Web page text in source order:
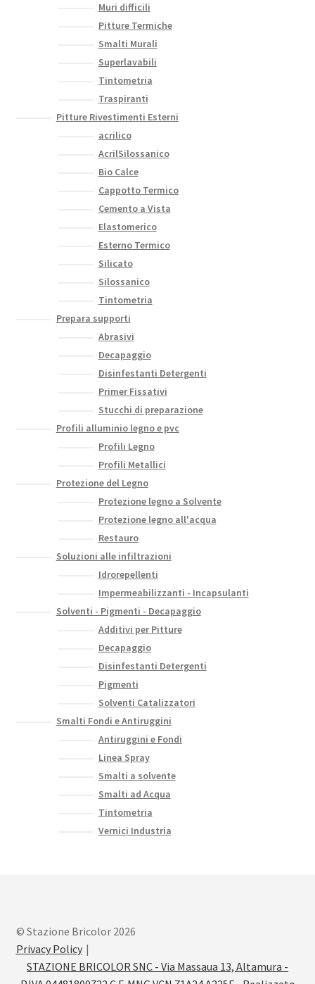
Muri difficili
Pitture Termiche
Smalti Murali
Superlavabili
Tintometria
Traspiranti
Pitture Rivestimenti Esterni
acrilico
AcrilSilossanico
Bio Calce
Cappotto Termico
Cemento a Vista
Elastomerico
Esterno Termico
Silicato
Silossanico
Tintometria
Prepara supporti
Abrasivi
Decapaggio
Disinfestanti Detergenti
Primer Fissativi
Stucchi di preparazione
Profili alluminio legno e pvc
Profili Legno
Profili Metallici
Protezione del Legno
Protezione legno a Solvente
Protezione legno all'acqua
Restauro
Soluzioni alle infiltrazioni
Idrorepellenti
Impermeabilizzanti - Incapsulanti
Solventi - Pigmenti - Decapaggio
Additivi per Pitture
Decapaggio
Disinfestanti Detergenti
Pigmenti
Solventi Catalizzatori
Smalti Fondi e Antiruggini
Antiruggini e Fondi
Linea Spray
Smalti a solvente
Smalti ad Acqua
Tintometria
Vernici Industria
© Stazione Bricolor 2026
Privacy Policy
STAZIONE BRICOLOR SNC - Via Massaua 13, Altamura -